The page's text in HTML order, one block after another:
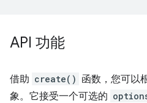
API 功能
借助 create() 函数，您可以
象。它接受一个可选的